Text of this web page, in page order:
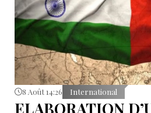
8 Août 14:26 International
ELABORATION